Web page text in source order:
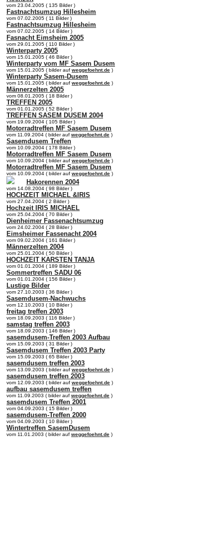
vom 23.04.2005 ( 135 Bilder )
Fastnachtsumzug Hillesheim
vom 07.02.2005 ( 11 Bilder )
Fastnachtsumzug Hillesheim
vom 07.02.2005 ( 14 Bilder )
Fasnacht Eimsheim 2005
vom 29.01.2005 ( 110 Bilder )
Winterparty 2005
vom 15.01.2005 ( 46 Bilder )
Winterparty vom MF Sasem Dusem
vom 15.01.2005 ( bilder auf weggefoehnt.de )
Winterparty Sasem-Dusem
vom 15.01.2005 ( bilder auf weggefoehnt.de )
Männerzelten 2005
vom 08.01.2005 ( 18 Bilder )
TREFFEN 2005
vom 01.01.2005 ( 52 Bilder )
TREFFEN SASEM DUSEM 2004
vom 19.09.2004 ( 105 Bilder )
Motorradtreffen MF Sasem Dusem
vom 11.09.2004 ( bilder auf weggefoehnt.de )
Sasemdusem Treffen
vom 10.09.2004 ( 178 Bilder )
Motorradtreffen MF Sasem Dusem
vom 10.09.2004 ( bilder auf weggefoehnt.de )
Motorradtreffen MF Sasem Dusem
vom 10.09.2004 ( bilder auf weggefoehnt.de )
Hakorennen 2004
vom 14.08.2004 ( 98 Bilder )
HOCHZEIT MICHAEL &IRIS
vom 27.04.2004 ( 2 Bilder )
Hochzeit IRIS MICHAEL
vom 25.04.2004 ( 70 Bilder )
Dienheimer Fassenachtsumzug
vom 24.02.2004 ( 28 Bilder )
Eimsheimer Fassenacht 2004
vom 09.02.2004 ( 161 Bilder )
Männerzelten 2004
vom 25.01.2004 ( 50 Bilder )
HOCHZEIT KARSTEN TANJA
vom 01.01.2004 ( 189 Bilder )
Sommertreffen SADU 06
vom 01.01.2004 ( 156 Bilder )
Lustige Bilder
vom 27.10.2003 ( 36 Bilder )
Sasemdusem-Nachwuchs
vom 12.10.2003 ( 10 Bilder )
freitag treffen 2003
vom 18.09.2003 ( 116 Bilder )
samstag treffen 2003
vom 18.09.2003 ( 146 Bilder )
sasemdusem-Treffen 2003 Aufbau
vom 15.09.2003 ( 31 Bilder )
Sasemdusem Treffen 2003 Party
vom 15.09.2003 ( 65 Bilder )
sasemdusem treffen 2003
vom 13.09.2003 ( bilder auf weggefoehnt.de )
sasemdusem treffen 2003
vom 12.09.2003 ( bilder auf weggefoehnt.de )
aufbau sasemdusem treffen
vom 11.09.2003 ( bilder auf weggefoehnt.de )
sasemdusem Treffen 2001
vom 04.09.2003 ( 15 Bilder )
sasemdusem-Treffen 2000
vom 04.09.2003 ( 10 Bilder )
Wintertreffen SasemDusem
vom 11.01.2003 ( bilder auf weggefoehnt.de )